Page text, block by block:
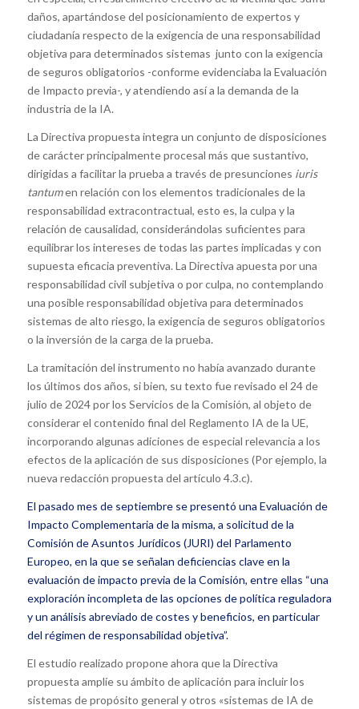
daños, apartándose del posicionamiento de expertos y
ciudadanía respecto de la exigencia de una responsabilidad
objetiva para determinados sistemas junto con la exigencia
de seguros obligatorios -conforme evidenciaba la Evaluación
de Impacto previa-, y atendiendo así a la demanda de la
industria de la IA.
La Directiva propuesta integra un conjunto de disposiciones
de carácter principalmente procesal más que sustantivo,
dirigidas a facilitar la prueba a través de presunciones iuris
tantumen relación con los elementos tradicionales de la
responsabilidad extracontractual, esto es, la culpa y la
relación de causalidad, considerándolas suficientes para
equilibrar los intereses de todas las partes implicadas y con
supuesta eficacia preventiva. La Directiva apuesta por una
responsabilidad civil subjetiva o por culpa, no contemplando
una posible responsabilidad objetiva para determinados
sistemas de alto riesgo, la exigencia de seguros obligatorios
o la inversión de la carga de la prueba.
La tramitación del instrumento no había avanzado durante
los últimos dos años, si bien, su texto fue revisado el 24 de
julio de 2024 por los Servicios de la Comisión, al objeto de
considerar el contenido final del Reglamento IA de la UE,
incorporando algunas adiciones de especial relevancia a los
efectos de la aplicación de sus disposiciones (Por ejemplo, la
nueva redacción propuesta del artículo 4.3.c).
El pasado mes de septiembre se presentó una Evaluación de
Impacto Complementaria de la misma, a solicitud de la
Comisión de Asuntos Jurídicos (JURI) del Parlamento
Europeo, en la que se señalan deficiencias clave en la
evaluación de impacto previa de la Comisión, entre ellas “una
exploración incompleta de las opciones de política reguladora
y un análisis abreviado de costes y beneficios, en particular
del régimen de responsabilidad objetiva”.
El estudio realizado propone ahora que la Directiva
propuesta amplíe su ámbito de aplicación para incluir los
sistemas de propósito general y otros «sistemas de IA de